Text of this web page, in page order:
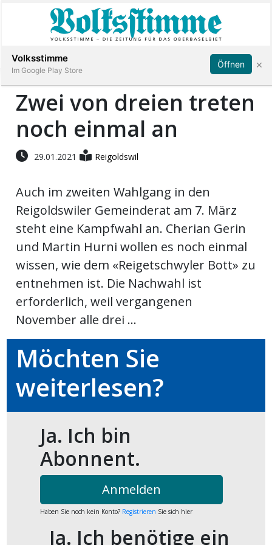
Immobilien
Veranstaltungen
Stellen
E-
App
Fussball
Abonnieren Anmelden
Zwei von dreien treten
noch einmal an
29.01.2021 Reigoldswil
Auch im zweiten Wahlgang in den
Reigoldswiler Gemeinderat am 7. März
steht eine Kampfwahl an. Cherian Gerin
und Martin Hurni wollen es noch einmal
wissen, wie dem «Reigetschwyler Bott» zu
entnehmen ist. Die Nachwahl ist
erforderlich, weil vergangenen
November alle drei ...
Möchten Sie
weiterlesen?
Ja. Ich bin
Abonnent.
Anmelden
Haben Sie noch kein Konto? Registrieren Sie sich hier
Ja. Ich benötige ein
Volksstimme
Im Google Play Store
Öffnen ×